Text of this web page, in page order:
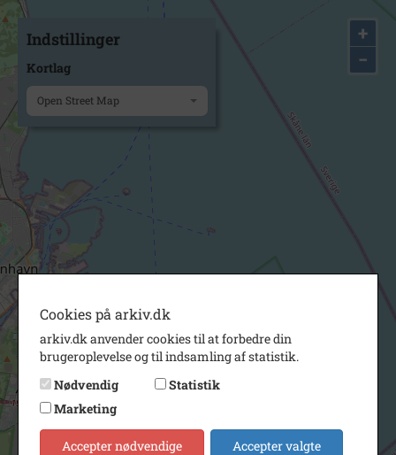
+
−
Indstillinger
Kortlag
Open Street Map
Cookies på arkiv.dk
arkiv.dk anvender cookies til at forbedre din
brugeroplevelse og til indsamling af statistik.
Nødvendig
Statistik
Marketing
Accepter nødvendige Accepter valgte